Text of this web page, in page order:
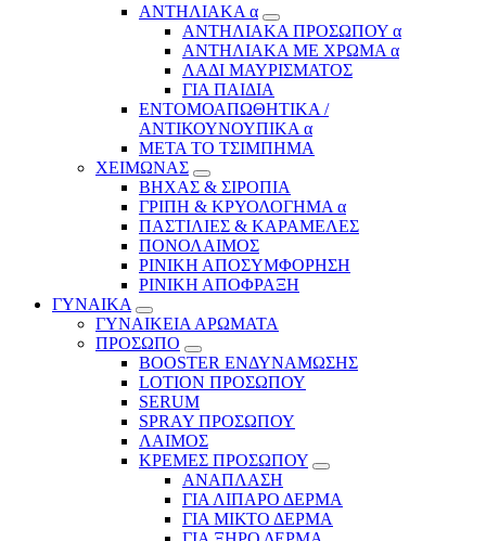
ΑΝΤΗΛΙΑΚΑ α
ΑΝΤΗΛΙΑΚΑ ΠΡΟΣΩΠΟΥ α
ΑΝΤΗΛΙΑΚΑ ΜΕ ΧΡΩΜΑ α
ΛΑΔΙ ΜΑΥΡΙΣΜΑΤΟΣ
ΓΙΑ ΠΑΙΔΙΑ
ΕΝΤΟΜΟΑΠΩΘΗΤΙΚΑ /
ΑΝΤΙΚΟΥΝΟΥΠΙΚΑ α
ΜΕΤΑ ΤΟ ΤΣΙΜΠΗΜΑ
ΧΕΙΜΩΝΑΣ
ΒΗΧΑΣ & ΣΙΡΟΠΙΑ
ΓΡΙΠΗ & ΚΡΥΟΛΟΓΗΜΑ α
ΠΑΣΤΙΛΙΕΣ & ΚΑΡΑΜΕΛΕΣ
ΠΟΝΟΛΑΙΜΟΣ
ΡΙΝΙΚΗ ΑΠΟΣΥΜΦΟΡΗΣΗ
ΡΙΝΙΚΗ ΑΠΟΦΡΑΞΗ
ΓΥΝΑΙΚΑ
ΓΥΝΑΙΚΕΙΑ ΑΡΩΜΑΤΑ
ΠΡΟΣΩΠΟ
BOOSTER ΕΝΔΥΝΑΜΩΣΗΣ
LOTION ΠΡΟΣΩΠΟΥ
SERUM
SPRAY ΠΡΟΣΩΠΟΥ
ΛΑΙΜΟΣ
ΚΡΕΜΕΣ ΠΡΟΣΩΠΟΥ
ΑΝΑΠΛΑΣΗ
ΓΙΑ ΛΙΠΑΡΟ ΔΕΡΜΑ
ΓΙΑ ΜΙΚΤΟ ΔΕΡΜΑ